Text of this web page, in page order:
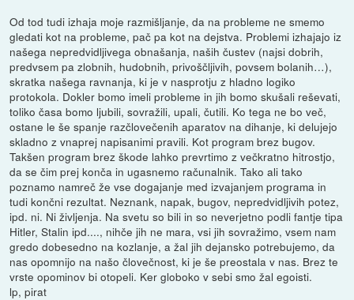
Od tod tudi izhaja moje razmišljanje, da na probleme ne smemo
gledati kot na probleme, pač pa kot na dejstva. Problemi izhajajo iz
našega nepredvidljivega obnašanja, naših čustev (najsi dobrih,
predvsem pa zlobnih, hudobnih, privoščljivih, povsem bolanih…),
skratka našega ravnanja, ki je v nasprotju z hladno logiko
protokola. Dokler bomo imeli probleme in jih bomo skušali reševati,
toliko časa bomo ljubili, sovražili, upali, čutili. Ko tega ne bo več,
ostane le še spanje razčlovečenih aparatov na dihanje, ki delujejo
skladno z vnaprej napisanimi pravili. Kot program brez bugov.
Takšen program brez škode lahko prevrtimo z večkratno hitrostjo,
da se čim prej konča in ugasnemo računalnik. Tako ali tako
poznamo namreč že vse dogajanje med izvajanjem programa in
tudi končni rezultat. Neznank, napak, bugov, nepredvidljivih potez,
ipd. ni. Ni življenja. Na svetu so bili in so neverjetno podli fantje tipa
Hitler, Stalin ipd...., nihče jih ne mara, vsi jih sovražimo, vsem nam
gredo dobesedno na kozlanje, a žal jih dejansko potrebujemo, da
nas opomnijo na našo človečnost, ki je še preostala v nas. Brez te
vrste opominov bi otopeli. Ker globoko v sebi smo žal egoisti.
lp, pirat